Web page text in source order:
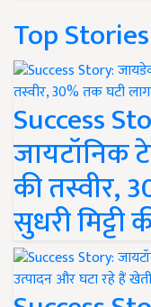
Top Stories
Success
जायटॉनिक
की तस्वीर,
सुधरी मिट्टी